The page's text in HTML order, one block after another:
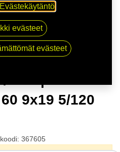
5-120 E38 C72,6 60 9x19
9x19 5/120
367605
Evästekäytäntö
evästeet
evästeet